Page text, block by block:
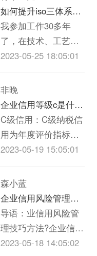
如何提升iso三体系认
证质量(个人对质量的
心得体会300字)
我参加工作30多年
了，在技术、工艺、
质检、实验员岗位上
重要，一下根据我的
经历和体会，谈谈我
对质量的看法，不当
之处请大家批评指正!
质量管理是企业发展
信誉，质量就是市
场，质量就是企业的
生命，没有过硬的iso
三体系认证质量就没
有企业...
2023-05-25 18:05:01
非晚
企业信用等级c是什么
意思
C级信用：C级纳税信
用为年度评价指标得
分40分以上不满70分
《纳税信誉等级评定
管理试行办法》（国
税发【2003】92号）
第五条规定，考核分
在20分以上60分以下
2023-05-19 15:05:01
森小蓝
企业信用风险管理技
巧方法
导语：业信用风险管
理技巧方法?企业信用
管理，又称“赊销风险
2023-05-18 14:05:02